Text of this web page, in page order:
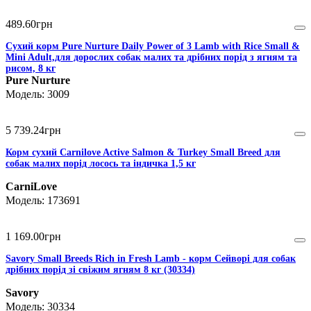
489.60грн
Сухий корм Pure Nurture Daily Power of 3 Lamb with Rice Small &
Mini Adult,для дорослих собак малих та дрібних порід з ягням та
рисом, 8 кг
Pure Nurture
3009
5 739.24грн
Корм сухий Carnilove Active Salmon & Turkey Small Breed для
cобак малих порід лосось та індичка 1,5 кг
CarniLove
173691
1 169.00грн
Savory Small Breeds Rich in Fresh Lamb - корм Сейворі для собак
дрібних порід зі свіжим ягням 8 кг (30334)
Savory
30334